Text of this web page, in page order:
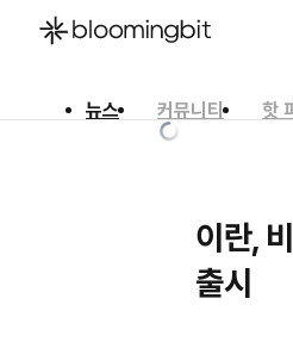
뉴스 커뮤니티 핫
이란,
출시